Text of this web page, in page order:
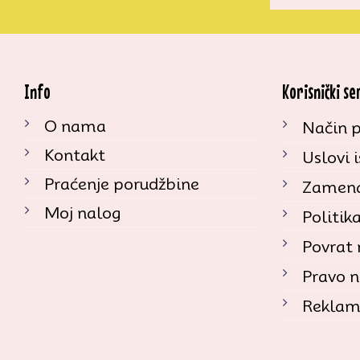
Info
O nama
Kontakt
Praćenje porudžbine
Moj nalog
Korisnički
Način
Uslovi
Povrat
Pravo